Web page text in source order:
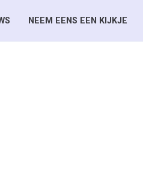
NEEM EENS EEN KIJKJE